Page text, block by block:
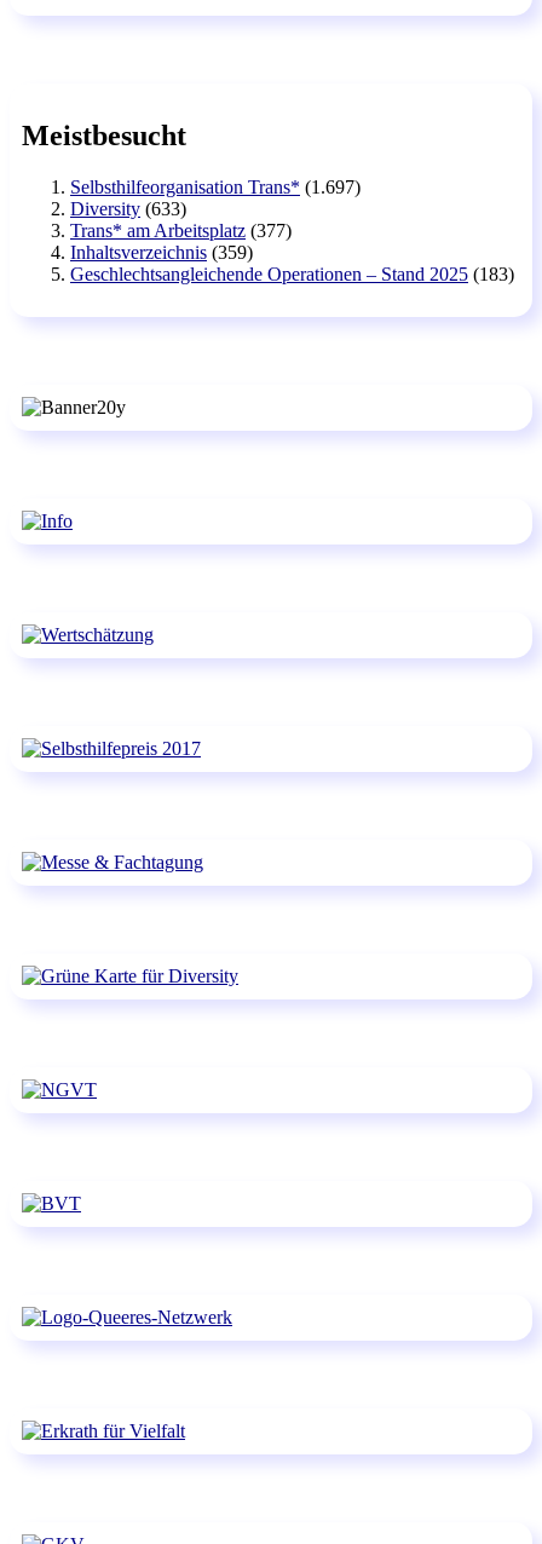
Meistbesucht
Selbsthilfeorganisation Trans* (1.697)
Diversity (633)
Trans* am Arbeitsplatz (377)
Inhaltsverzeichnis (359)
Geschlechtsangleichende Operationen – Stand 2025 (183)